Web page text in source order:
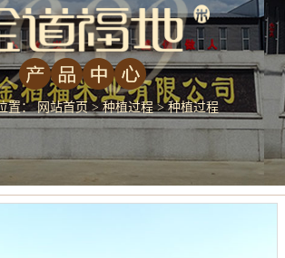
置：网站首页>种植过程> 种植过程